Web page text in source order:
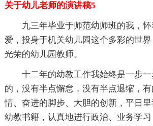
关于幼儿老师的演讲稿5
九三年毕业于师范幼师班的我，
爱，投身于机关幼儿园这个多彩的世
光荣的幼儿园教师。
十二年的幼教工作我始终是一步
的，没有半点懈怠，没有半点退缩，
情、奋进的脚步、大胆的创新，平日
幼教书籍，认真地进行政治、业务学